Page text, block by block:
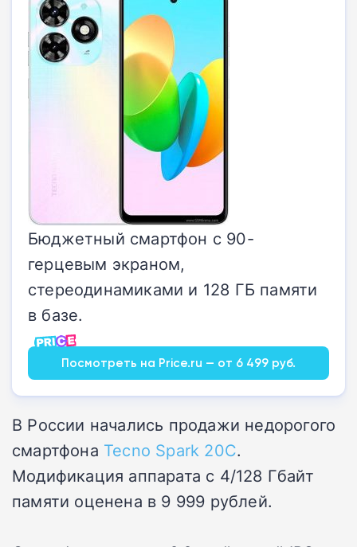
Бюджетный смартфон с 90-
герцевым экраном,
стереодинамиками и 128 ГБ памяти
в базе.
Посмотреть на Price.ru — от 6 499 руб.
В России начались продажи недорогого
смартфона Tecno Spark 20C.
Модификация аппарата с 4/128 Гбайт
памяти оценена в 9 999 рублей.